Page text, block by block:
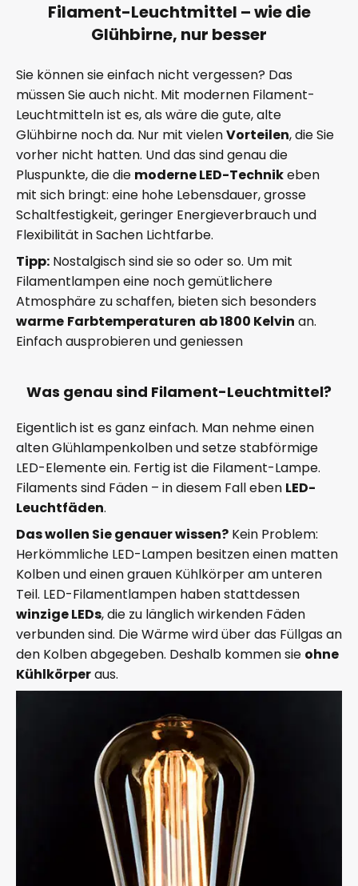
Filament-Leuchtmittel – wie die
Glühbirne, nur besser
Sie können sie einfach nicht vergessen? Das
müssen Sie auch nicht. Mit modernen Filament-
Leuchtmitteln ist es, als wäre die gute, alte
Glühbirne noch da. Nur mit vielenVorteilen, die Sie
vorher nicht hatten. Und das sind genau die
Pluspunkte, die die moderne LED-Technikeben
mit sich bringt: eine hohe Lebensdauer, grosse
Schaltfestigkeit, geringer Energieverbrauch und
Flexibilität in Sachen Lichtfarbe.
Tipp: Nostalgisch sind sie so oder so. Um mit
Filamentlampen eine noch gemütlichere
Atmosphäre zu schaffen, bieten sich besonders
warme Farbtemperaturen ab 1800 Kelvin an.
Einfach ausprobieren und geniessen
Was genau sind Filament-Leuchtmittel?
Eigentlich ist es ganz einfach. Man nehme einen
alten Glühlampenkolben und setze stabförmige
LED-Elemente ein. Fertig ist die Filament-Lampe.
Filaments sind Fäden – in diesem Fall eben LED-
Leuchtfäden.
Das wollen Sie genauer wissen? Kein Problem:
Herkömmliche LED-Lampen besitzen einen matten
Kolben und einen grauen Kühlkörper am unteren
Teil. LED-Filamentlampen haben stattdessen
winzige LEDs, die zu länglich wirkenden Fäden
verbunden sind. Die Wärme wird über das Füllgas an
den Kolben abgegeben. Deshalb kommen sie ohne
Kühlkörperaus.